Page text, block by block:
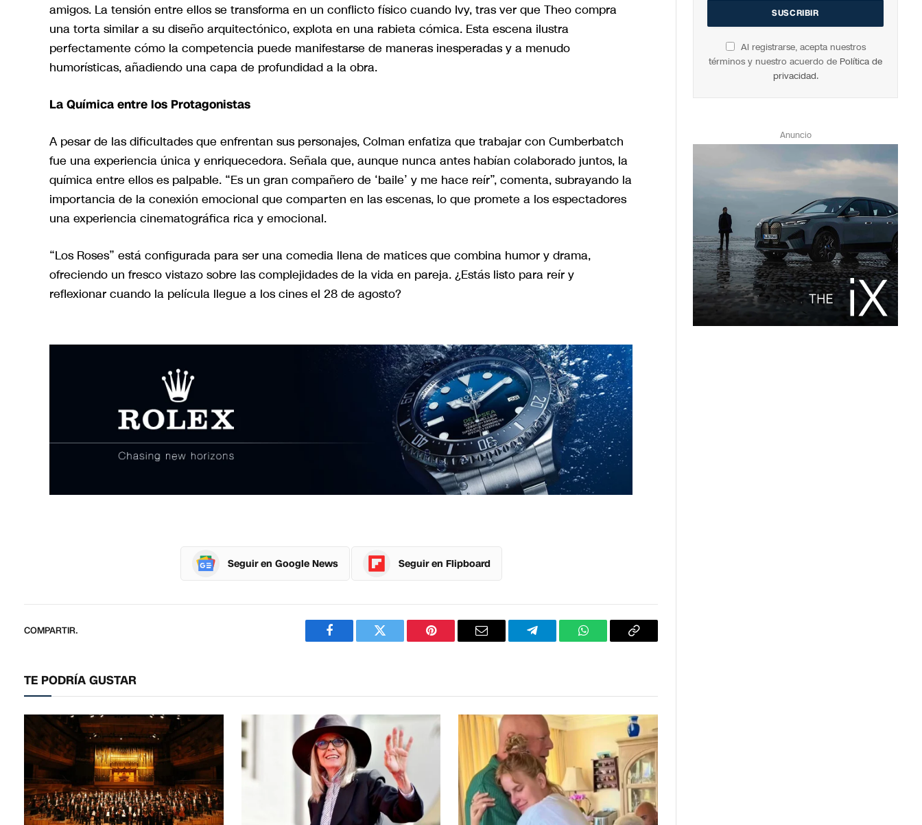
amigos. La tensión entre ellos se transforma en un conflicto físico cuando Ivy, tras ver que Theo compra
una torta similar a su diseño arquitectónico, explota en una rabieta cómica. Esta escena ilustra
perfectamente cómo la competencia puede manifestarse de maneras inesperadas y a menudo
humorísticas, añadiendo una capa de profundidad a la obra.
La Química entre los Protagonistas
A pesar de las dificultades que enfrentan sus personajes, Colman enfatiza que trabajar con Cumberbatch
fue una experiencia única y enriquecedora. Señala que, aunque nunca antes habían colaborado juntos, la
química entre ellos es palpable. “Es un gran compañero de ‘baile’ y me hace reír”, comenta, subrayando la
importancia de la conexión emocional que comparten en las escenas, lo que promete a los espectadores
una experiencia cinematográfica rica y emocional.
“Los Roses” está configurada para ser una comedia llena de matices que combina humor y drama,
ofreciendo un fresco vistazo sobre las complejidades de la vida en pareja. ¿Estás listo para reír y
reflexionar cuando la película llegue a los cines el 28 de agosto?
Seguir en Google News Seguir en Flipboard
COMPARTIR.
FacebookTwitter PinterestCorreo
TelegramWhatsAppCopiar
TE PODRÍA GUSTAR
Al registrarse, acepta nuestros
términos y nuestro acuerdo de Política de
privacidad.
Anuncio